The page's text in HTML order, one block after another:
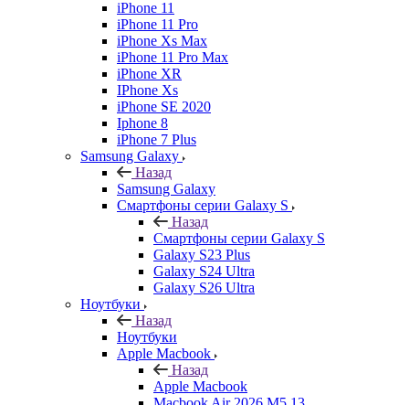
iPhone 11
iPhone 11 Pro
iPhone Xs Max
iPhone 11 Pro Max
iPhone XR
IPhone Xs
iPhone SE 2020
Iphone 8
iPhone 7 Plus
Samsung Galaxy
Назад
Samsung Galaxy
Смартфоны серии Galaxy S
Назад
Смартфоны серии Galaxy S
Galaxy S23 Plus
Galaxy S24 Ultra
Galaxy S26 Ultra
Ноутбуки
Назад
Ноутбуки
Apple Macbook
Назад
Apple Macbook